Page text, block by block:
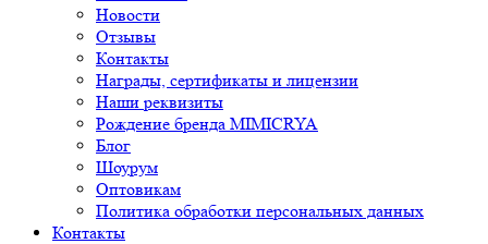
Новости
Отзывы
Контакты
Награды, сертификаты и лицензии
Наши реквизиты
Рождение бренда MIMICRYA
Блог
Шоурум
Оптовикам
Политика обработки персональных данных
Контакты